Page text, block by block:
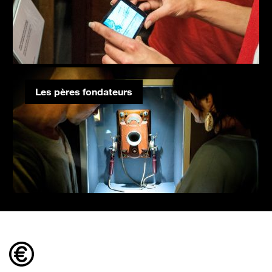
Les pères fondateurs